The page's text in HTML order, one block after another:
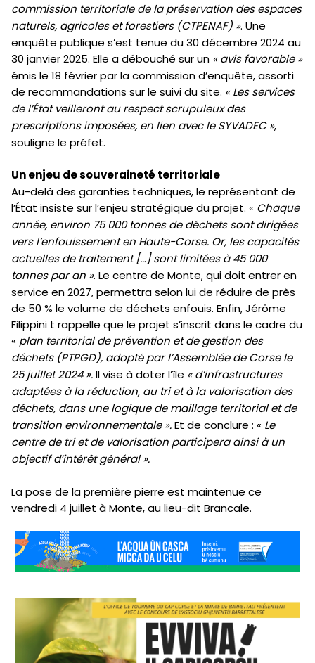
commission territoriale de la préservation des espaces
naturels, agricoles et forestiers (CTPENAF) ». Une
enquête publique s’est tenue du 30 décembre 2024 au
30 janvier 2025. Elle a débouché sur un « avis favorable »
émis le 18 février par la commission d’enquête, assorti
de recommandations sur le suivi du site. « Les services
de l’État veilleront au respect scrupuleux des
prescriptions imposées, en lien avec le SYVADEC »,
souligne le préfet.
Un enjeu de souveraineté territoriale
Au-delà des garanties techniques, le représentant de
l’État insiste sur l’enjeu stratégique du projet. « Chaque
année, environ 75 000 tonnes de déchets sont dirigées
vers l’enfouissement en Haute-Corse. Or, les capacités
actuelles de traitement […] sont limitées à 45 000
tonnes par an ». Le centre de Monte, qui doit entrer en
service en 2027, permettra selon lui de réduire de près
de 50 % le volume de déchets enfouis. Enfin, Jérôme
Filippini t rappelle que le projet s’inscrit dans le cadre du
« plan territorial de prévention et de gestion des
déchets (PTPGD), adopté par l’Assemblée de Corse le
25 juillet 2024 ».Il vise à doter l’île « d’infrastructures
adaptées à la réduction, au tri et à la valorisation des
déchets, dans une logique de maillage territorial et de
transition environnementale ».Et de conclure : « Le
centre de tri et de valorisation participera ainsi à un
objectif d’intérêt général ».
La pose de la première pierre est maintenue ce
vendredi 4 juillet à Monte, au lieu-dit Brancale.